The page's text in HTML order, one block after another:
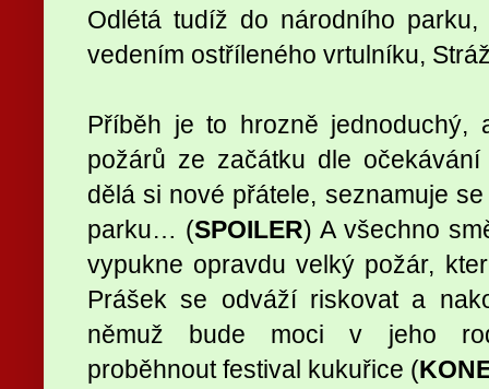
Odlétá tudíž do národního
vedením ostříleného vrtulníku,
Příběh je to hrozně jednoduchý,
požárů ze začátku dle
dělá si nové přátele, seznamuje
parku… (SPOILER) A všechno
vypukne opravdu velký požár,
Prášek se odváží riskovat a
němuž bude moci v jeho
proběhnout festival kukuřice (